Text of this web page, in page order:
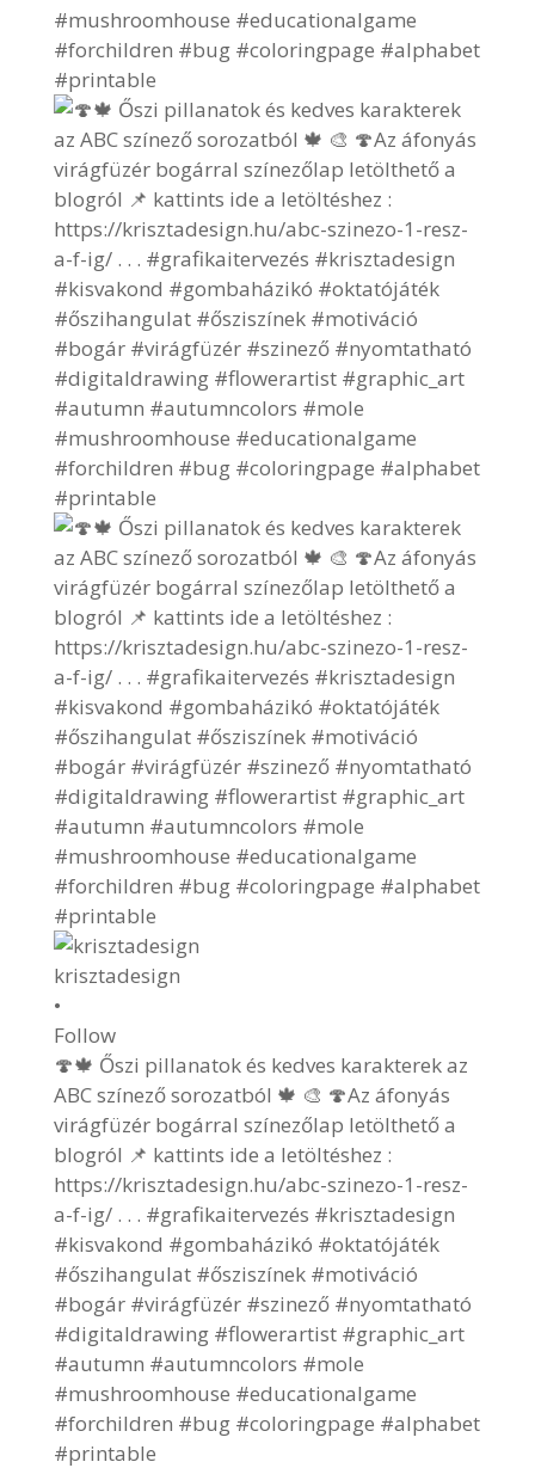
krisztadesign
•
Follow
🍄🍁 Őszi pillanatok és kedves karakterek az
ABC színező sorozatból 🍁 🎨 🍄Az áfonyás
virágfüzér bogárral színezőlap letölthető a
blogról 📌 kattints ide a letöltéshez :
https://krisztadesign.hu/abc-szinezo-1-resz-
a-f-ig/ . . . #grafikaitervezés #krisztadesign
#kisvakond #gombaházikó #oktatójáték
#őszihangulat #ősziszínek #motiváció
#bogár #virágfüzér #szinező #nyomtatható
#digitaldrawing #flowerartist #graphic_art
#autumn #autumncolors #mole
#mushroomhouse #educationalgame
#forchildren #bug #coloringpage #alphabet
#printable